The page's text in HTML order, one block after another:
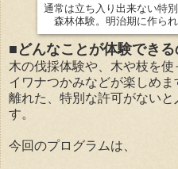
通常は立ち入り出来ない特
森林体験。明治期に作ら
■どんなことが体験できる
木の伐採体験や、木や枝を使
イワナつかみなどが楽しめ
離れた、特別な許可がない
す。
今回のプログラムは、